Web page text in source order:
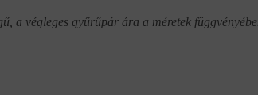
a végleges gyűrűpár ára a méretek